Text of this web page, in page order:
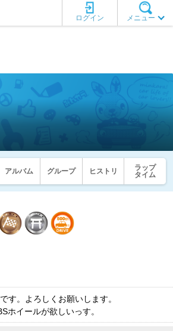
メニュー
ログイン
アルバム グループ ヒストリ
ラップ
タイム
す。よろしくお願いします。
ホイールが欲しいっす。